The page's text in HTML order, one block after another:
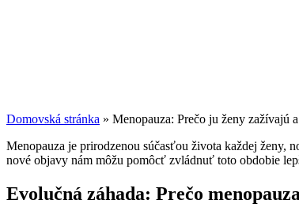
Domovská stránka » Menopauza: Prečo ju ženy zažívajú
Menopauza je prirodzenou súčasťou života každej ženy,
nové objavy nám môžu pomôcť zvládnuť toto obdobie
Evolučná záhada: Prečo
webovej
Používateľská
spokojnosť